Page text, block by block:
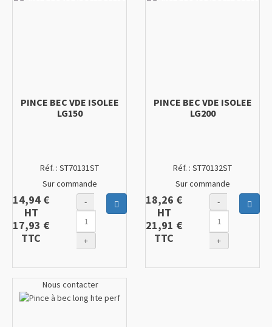
PINCE BEC VDE ISOLEE
LG150
Réf. : ST70131ST
Sur commande
14,94 €
HT
17,93 €
TTC
-
+
Ajouter au panier
PINCE BEC VDE ISOLEE
LG200
Réf. : ST70132ST
Sur commande
18,26 €
HT
21,91 €
TTC
-
+
Nous contacter